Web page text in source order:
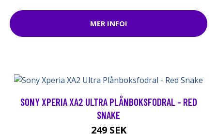
MER INFO!
SONY XPERIA XA2 ULTRA PLÅNBOKSFODRAL - RED
SNAKE
249 SEK